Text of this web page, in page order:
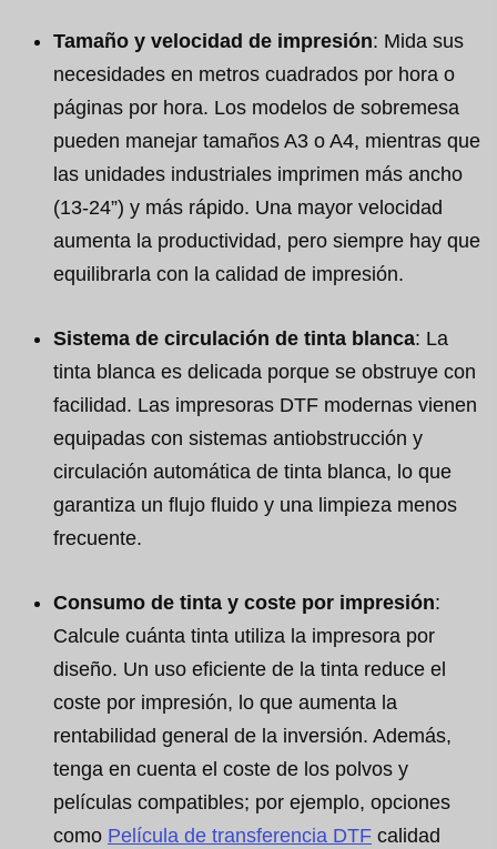
Tamaño y velocidad de impresión: Mida sus
necesidades en metros cuadrados por hora o
páginas por hora. Los modelos de sobremesa
pueden manejar tamaños A3 o A4, mientras que
las unidades industriales imprimen más ancho
(13-24”) y más rápido. Una mayor velocidad
aumenta la productividad, pero siempre hay que
equilibrarla con la calidad de impresión.
Sistema de circulación de tinta blanca: La
tinta blanca es delicada porque se obstruye con
facilidad. Las impresoras DTF modernas vienen
equipadas con sistemas antiobstrucción y
circulación automática de tinta blanca, lo que
garantiza un flujo fluido y una limpieza menos
frecuente.
Consumo de tinta y coste por impresión:
Calcule cuánta tinta utiliza la impresora por
diseño. Un uso eficiente de la tinta reduce el
coste por impresión, lo que aumenta la
rentabilidad general de la inversión. Además,
tenga en cuenta el coste de los polvos y
películas compatibles; por ejemplo, opciones
como Película de transferencia DTF calidad